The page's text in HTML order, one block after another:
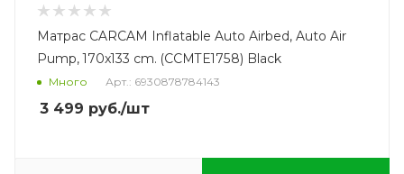
Матрас CARCAM Inflatable Auto Airbed, Auto Air
Pump, 170x133 cm. (CCMTE1758) Black
Много Арт.: 6930878784143
3 499 руб./шт